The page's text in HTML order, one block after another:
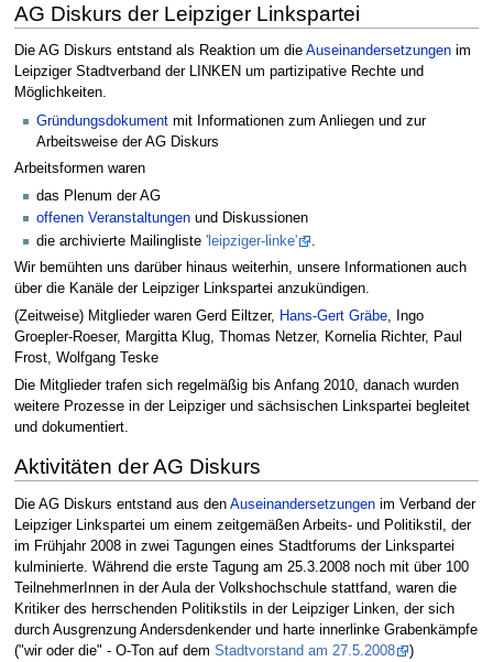
AG Diskurs der Leipziger Linkspartei
Die AG Diskurs entstand als Reaktion um die Auseinandersetzungenim
Leipziger Stadtverband der LINKEN um partizipative Rechte und
Möglichkeiten.
Gründungsdokument mit Informationen zum Anliegen und zur
Arbeitsweise der AG Diskurs
Arbeitsformen waren
das Plenum der AG
offenen Veranstaltungen und Diskussionen
die archivierte Mailingliste 'leipziger-linke'
Wir bemühten uns darüber hinaus weiterhin, unsere Informationen auch
über die Kanäle der Leipziger Linkspartei anzukündigen.
(Zeitweise) Mitglieder waren Gerd Eiltzer, Hans-Gert Gräbe, Ingo
Groepler-Roeser, Margitta Klug, Thomas Netzer, Kornelia Richter, Paul
Frost, Wolfgang Teske
Die Mitglieder trafen sich regelmäßig bis Anfang 2010, danach wurden
weitere Prozesse in der Leipziger und sächsischen Linkspartei begleitet
und dokumentiert.
Aktivitäten der AG Diskurs
Die AG Diskurs entstand aus den Auseinandersetzungenim Verband der
Leipziger Linkspartei um einem zeitgemäßen Arbeits- und Politikstil, der
im Frühjahr 2008 in zwei Tagungen eines Stadtforums der Linkspartei
kulminierte. Während die erste Tagung am 25.3.2008 noch mit über 100
TeilnehmerInnen in der Aula der Volkshochschule stattfand, waren die
Kritiker des herrschenden Politikstils in der Leipziger Linken, der sich
durch Ausgrenzung Andersdenkender und harte innerlinke Grabenkämpfe
("wir oder die" - O-Ton auf dem Stadtvorstand am 27.5.2008
)